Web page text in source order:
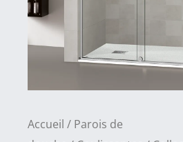
Accueil / Parois de